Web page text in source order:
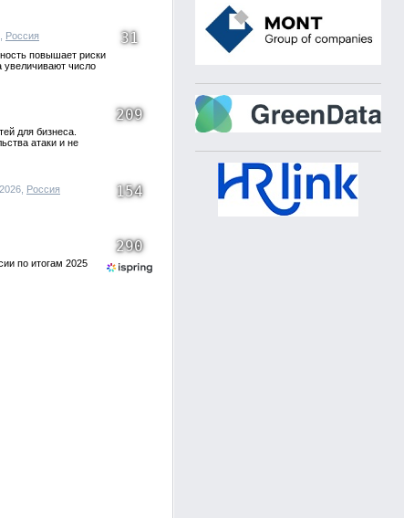
Россия 31
повышает риски
число
209
для бизнеса.
атаки и не
Россия 154
290
по итогам 2025